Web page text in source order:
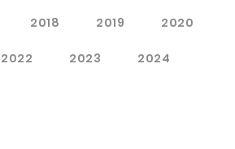
2018 2019 2020
2022 2023 2024